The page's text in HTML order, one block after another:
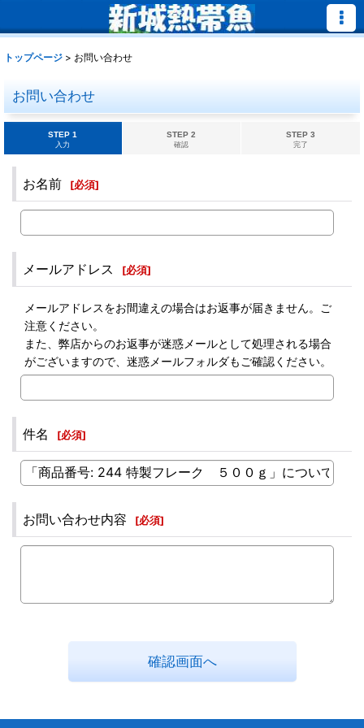
トップページ > お問い合わせ
お問い合わせ
STEP 1
入力
STEP 2
確認
STEP 3
完了
お名前 [必須]
メールアドレス [必須]
メールアドレスをお間違えの場合はお返事が届きません。ご
注意ください。
また、弊店からのお返事が迷惑メールとして処理される場合
がございますので、迷惑メールフォルダもご確認ください。
件名 [必須]
お問い合わせ内容 [必須]
確認画面へ